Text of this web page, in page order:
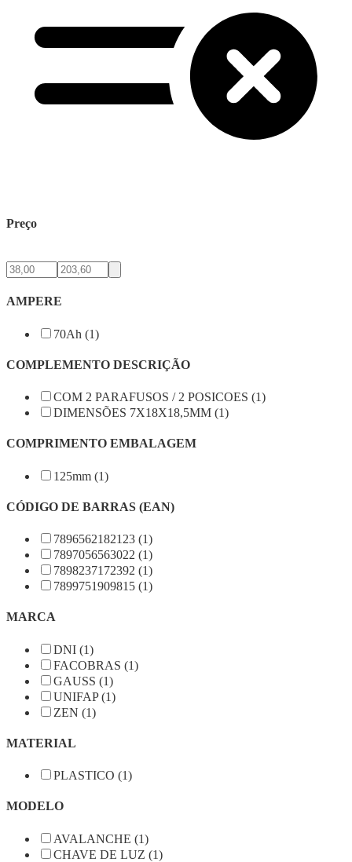
Preço
AMPERE
70Ah (1)
COMPLEMENTO DESCRIÇÃO
COM 2 PARAFUSOS / 2 POSICOES (1)
DIMENSÕES 7X18X18,5MM (1)
COMPRIMENTO EMBALAGEM
125mm (1)
CÓDIGO DE BARRAS (EAN)
7896562182123 (1)
7897056563022 (1)
7898237172392 (1)
7899751909815 (1)
MARCA
DNI (1)
FACOBRAS (1)
GAUSS (1)
UNIFAP (1)
ZEN (1)
MATERIAL
PLASTICO (1)
MODELO
AVALANCHE (1)
CHAVE DE LUZ (1)